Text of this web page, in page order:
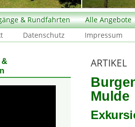
& Rundfahrten
Alle Angebote
Datenschutz Impressum
ARTIKEL
Mulde
&